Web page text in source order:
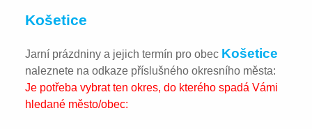
Košetice
Jarní prázdniny a jejich termín pro obec Košetice
naleznete na odkaze příslušného okresního města:
Je potřeba vybrat ten okres, do kterého spadá Vámi
hledané město/obec: